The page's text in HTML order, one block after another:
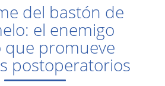
del bastón de
el enemigo
que promueve
postoperatorios